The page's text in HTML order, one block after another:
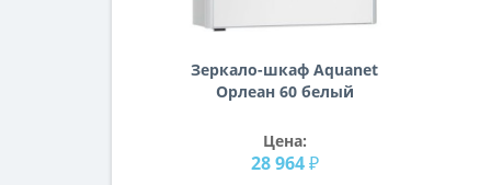
Зеркало-шкаф Aquanet
Орлеан 60 белый
Цена:
28 964 ₽